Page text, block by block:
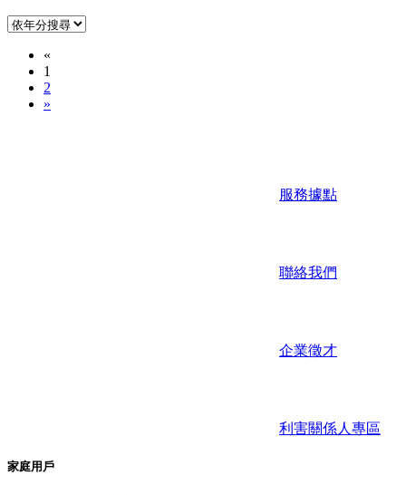
«
1
2
»
服務據點
聯絡我們
企業徵才
利害關係人專區
家庭用戶